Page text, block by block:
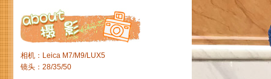
相机：Leica M7/M9/LUX5
镜头：28/35/50